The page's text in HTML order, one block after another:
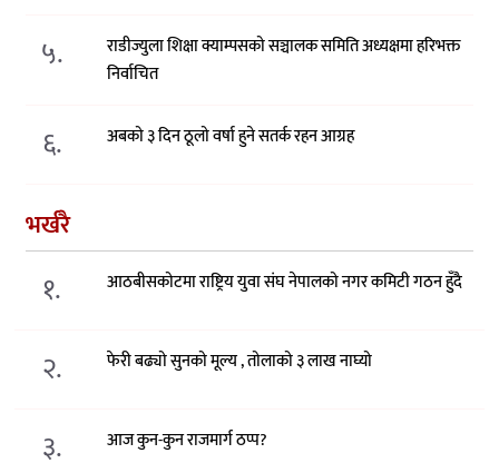
५.
राडीज्युला शिक्षा क्याम्पसको सञ्चालक समिति अध्यक्षमा हरिभक्त
निर्वाचित
६. अबको ३ दिन ठूलो वर्षा हुने सतर्क रहन आग्रह
भर्खरै
१. आठबीसकोटमा राष्ट्रिय युवा संघ नेपालको नगर कमिटी गठन हुँदै
२. फेरी बढ्यो सुनको मूल्य , तोलाको ३ लाख नाघ्यो
३. आज कुन-कुन राजमार्ग ठप्प?